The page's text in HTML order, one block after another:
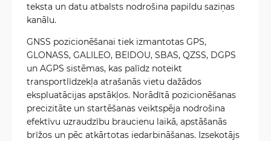
teksta un datu atbalsts nodrošina papildu saziņas
kanālu.
GNSS pozicionēšanai tiek izmantotas GPS,
GLONASS, GALILEO, BEIDOU, SBAS, QZSS, DGPS
un AGPS sistēmas, kas palīdz noteikt
transportlīdzekļa atrašanās vietu dažādos
ekspluatācijas apstākļos. Norādītā pozicionēšanas
precizitāte un startēšanas veiktspēja nodrošina
efektīvu uzraudzību braucienu laikā, apstāšanās
brīžos un pēc atkārtotas iedarbināšanas. Izsekotājs